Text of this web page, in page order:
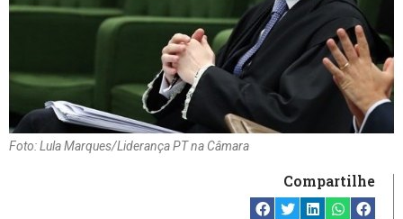
Foto: Lula Marques/Liderança PT na Câmara
Compartilhe